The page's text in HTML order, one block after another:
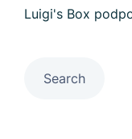
Luigi's Box
Search